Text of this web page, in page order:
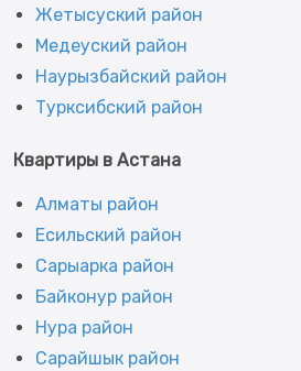
Жетысуский район
Медеуский район
Наурызбайский район
Турксибский район
Квартиры в Астана
Алматы район
Есильский район
Сарыарка район
Байконур район
Нура район
Сарайшык район